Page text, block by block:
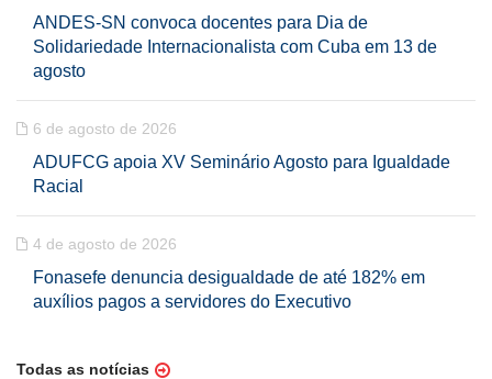
ANDES-SN convoca docentes para Dia de
Solidariedade Internacionalista com Cuba em 13 de
agosto
6 de agosto de 2026
ADUFCG apoia XV Seminário Agosto para Igualdade
Racial
4 de agosto de 2026
Fonasefe denuncia desigualdade de até 182% em
auxílios pagos a servidores do Executivo
Todas as notícias